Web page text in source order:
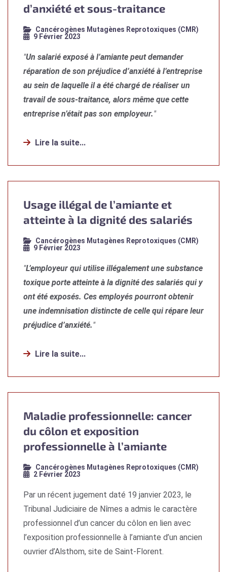
d’anxiété et sous-traitance
Cancérogènes Mutagènes Reprotoxiques (CMR)
9 Février 2023
"Un salarié exposé à l’amiante peut demander
réparation de son préjudice d’anxiété à l’entreprise
au sein de laquelle il a été chargé de réaliser un
travail de sous-traitance, alors même que cette
entreprise n’était pas son employeur."
Lire la suite...
Usage illégal de l’amiante et
atteinte à la dignité des salariés
Cancérogènes Mutagènes Reprotoxiques (CMR)
9 Février 2023
"L’employeur qui utilise illégalement une substance
toxique porte atteinte à la dignité des salariés qui y
ont été exposés. Ces employés pourront obtenir
une indemnisation distincte de celle qui répare leur
préjudice d’anxiété."
Lire la suite...
Maladie professionnelle: cancer
du côlon et exposition
professionnelle à l’amiante
Cancérogènes Mutagènes Reprotoxiques (CMR)
2 Février 2023
Par un récent jugement daté 19 janvier 2023, le
Tribunal Judiciaire de Nîmes a admis le caractère
professionnel d’un cancer du côlon en lien avec
l’exposition professionnelle à l’amiante d’un ancien
ouvrier d’Alsthom, site de Saint-Florent.